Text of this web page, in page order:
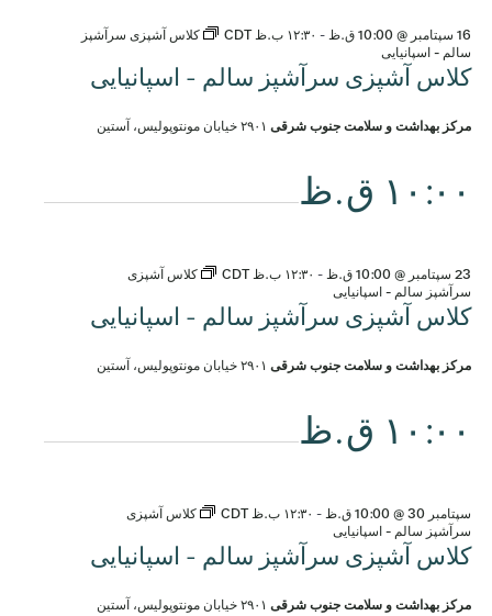
کلاس آشپزی سرآشپز سالم - اسپانیایی
16 سپتامبر @ 10:00 ق.ظ - ۱۲:۳۰ ب.ظ CDT
کلاس آشپزی سرآشپز
سالم - اسپانیایی
مرکز بهداشت و سلامت جنوب شرقی ۲۹۰۱ خیابان مونتوپولیس، آستین
۱۰:۰۰ ق.ظ
کلاس آشپزی سرآشپز سالم - اسپانیایی
23 سپتامبر @ 10:00 ق.ظ - ۱۲:۳۰ ب.ظ CDT
کلاس آشپزی
سرآشپز سالم - اسپانیایی
مرکز بهداشت و سلامت جنوب شرقی ۲۹۰۱ خیابان مونتوپولیس، آستین
۱۰:۰۰ ق.ظ
کلاس آشپزی سرآشپز سالم - اسپانیایی
سپتامبر 30 @ 10:00 ق.ظ - ۱۲:۳۰ ب.ظ CDT
کلاس آشپزی
سرآشپز سالم - اسپانیایی
مرکز بهداشت و سلامت جنوب شرقی ۲۹۰۱ خیابان مونتوپولیس، آستین